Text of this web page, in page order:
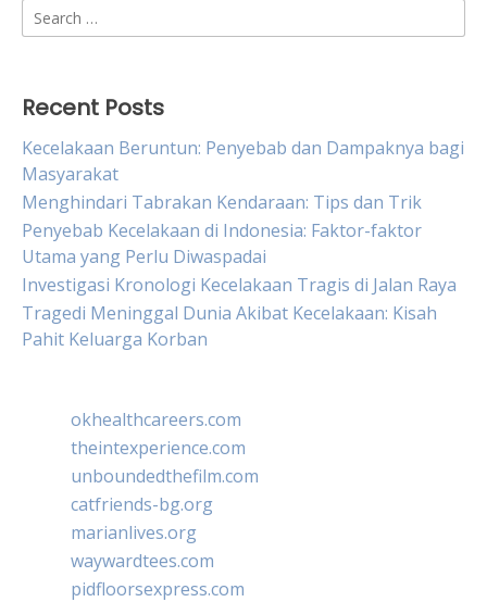
Search
for:
Recent Posts
Kecelakaan Beruntun: Penyebab dan Dampaknya bagi
Masyarakat
Menghindari Tabrakan Kendaraan: Tips dan Trik
Penyebab Kecelakaan di Indonesia: Faktor-faktor
Utama yang Perlu Diwaspadai
Investigasi Kronologi Kecelakaan Tragis di Jalan Raya
Tragedi Meninggal Dunia Akibat Kecelakaan: Kisah
Pahit Keluarga Korban
okhealthcareers.com
theintexperience.com
unboundedthefilm.com
catfriends-bg.org
marianlives.org
waywardtees.com
pidfloorsexpress.com